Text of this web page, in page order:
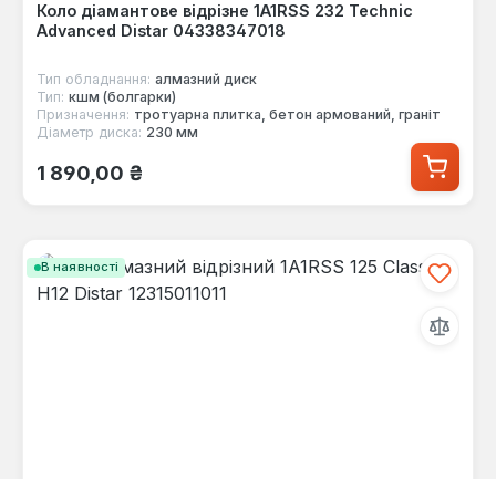
Коло діамантове відрізне 1A1RSS 232 Technic
Advanced Distar 04338347018
Тип обладнання: алмазний диск
Тип: кшм (болгарки)
Призначення: тротуарна плитка, бетон армований, граніт
Діаметр диска: 230 мм
Звичайна ціна:
1 890,00 ₴
В наявності